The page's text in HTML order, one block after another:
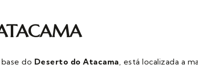
do Deserto do Atacama, está localizada a